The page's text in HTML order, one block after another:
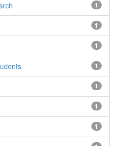
1
1
1
1
1
1
1